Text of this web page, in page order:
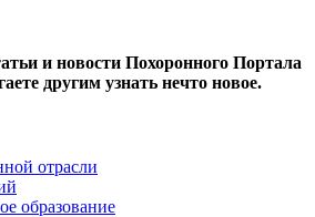
и новости Похоронного Портала
другим узнать нечто новое.
отрасли
образование